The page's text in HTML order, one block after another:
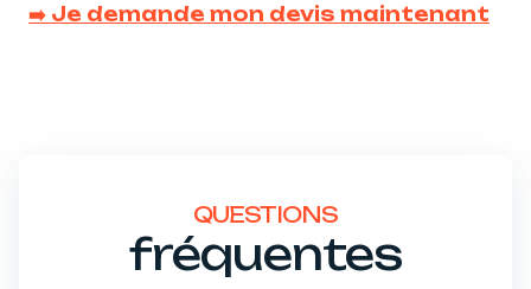
➡️ Je demande mon devis maintenant
QUESTIONS
fréquentes